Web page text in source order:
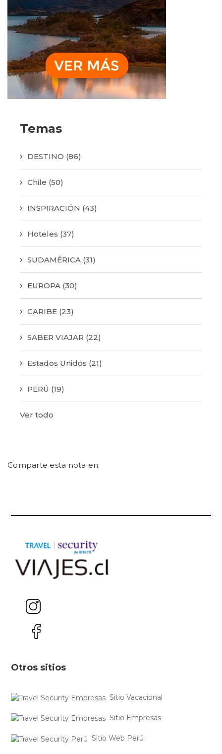
Temas
DESTINO (86)
Chile (50)
INSPIRACIÓN (43)
Hoteles (37)
SUDAMÉRICA (31)
EUROPA (30)
CARIBE (23)
SABER VIAJAR (22)
Estados Unidos (21)
PERÚ (19)
Ver todo
Comparte esta nota en:
Otros sitios
Sitio Vacacional
Sitio Empresas
Sitio Web Perú